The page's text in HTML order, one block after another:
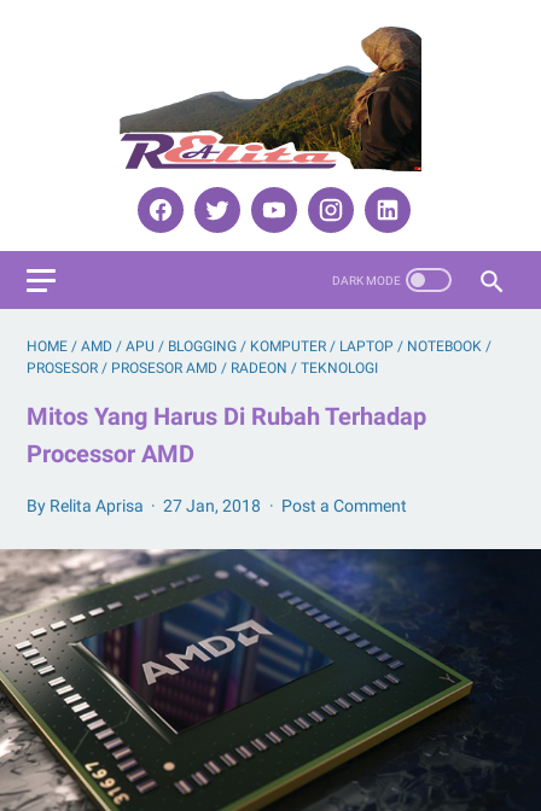
HOME / AMD / APU / BLOGGING / KOMPUTER / LAPTOP / NOTEBOOK /
PROSESOR / PROSESOR AMD / RADEON / TEKNOLOGI
Mitos Yang Harus Di Rubah Terhadap
Processor AMD
By Relita Aprisa 27 Jan, 2018 Post a Comment